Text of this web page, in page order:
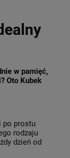
w pamięć,
Oto Kubek
po prostu
rodzaju
dzień od